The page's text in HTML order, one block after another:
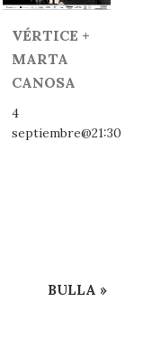
VÉRTICE +
MARTA
CANOSA
4
septiembre@21:30
BULLA »